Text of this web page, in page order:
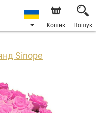
Кошик Пошук
Sinope